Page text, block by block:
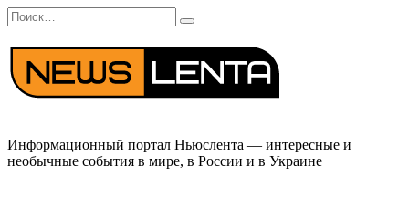
Перейти
к
содержанию
Search
for:
Информационный портал Ньюслента — интересные и
необычные события в мире, в России и в Украине